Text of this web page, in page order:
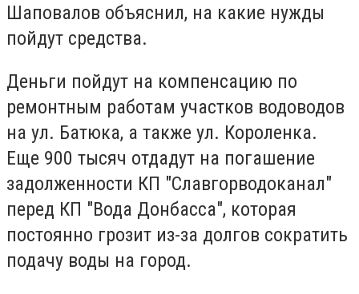
Шаповалов объяснил, на какие нужды
пойдут средства.
Деньги пойдут на компенсацию по
ремонтным работам участков водоводов
на ул. Батюка, а также ул. Короленка.
Еще 900 тысяч отдадут на погашение
задолженности КП "Славгорводоканал"
перед КП "Вода Донбасса", которая
постоянно грозит из-за долгов сократить
подачу воды на город.